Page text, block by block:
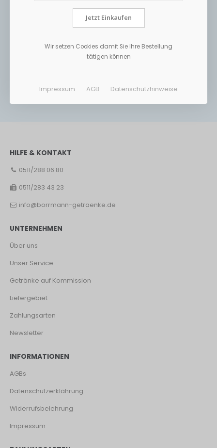
HILFE & KONTAKT
0511/288 06 80
0511/283 43 23
info@borrmann-getraenke.de
UNTERNEHMEN
Über uns
Unser Service
Getränke auf Kommission
Liefergebiet
Zahlungsarten
Newsletter
INFORMATIONEN
AGBs
Datenschutzerklährung
Widerrufsbelehrung
Impressum
Jetzt Einkaufen
Wir setzen Cookies damit Sie Ihre Bestellung
tätigen können
Impressum AGB Datenschutzhinweise